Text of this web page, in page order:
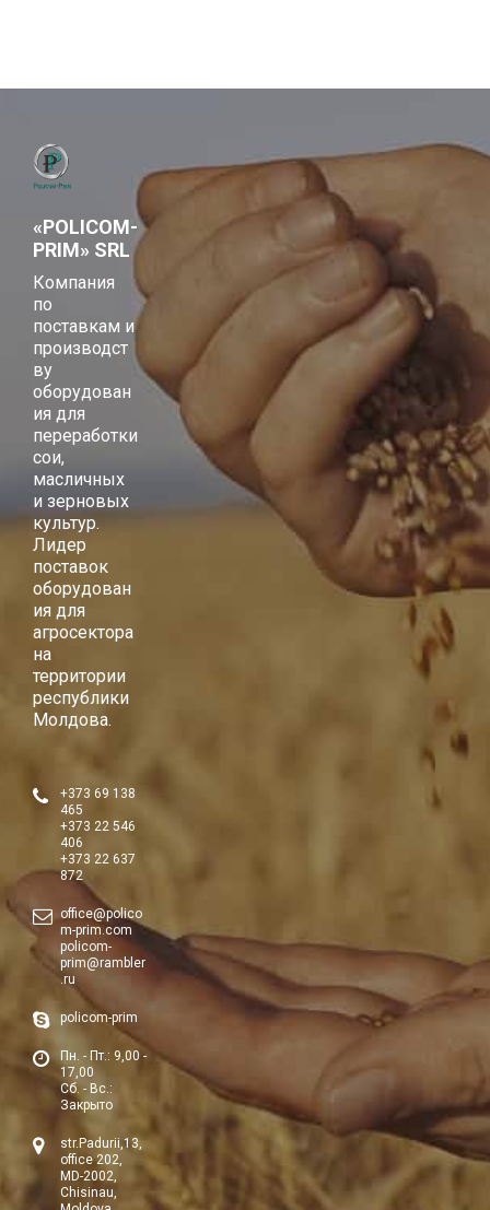
«POLICOM-
PRIM» SRL
Компания
по
поставкам и
производст
ву
оборудован
ия для
переработки
сои,
масличных
и зерновых
культур.
Лидер
поставок
оборудован
ия для
агросектора
на
территории
республики
Молдова.
+373 69 138
465
+373 22 546
406
+373 22 637
872
office@polico
m-prim.com
policom-
prim@rambler
.ru
policom-prim
Пн. - Пт.: 9,00 -
17,00
Сб. - Вс.:
Закрыто
str.Padurii,13,
office 202,
MD-2002,
Chisinau,